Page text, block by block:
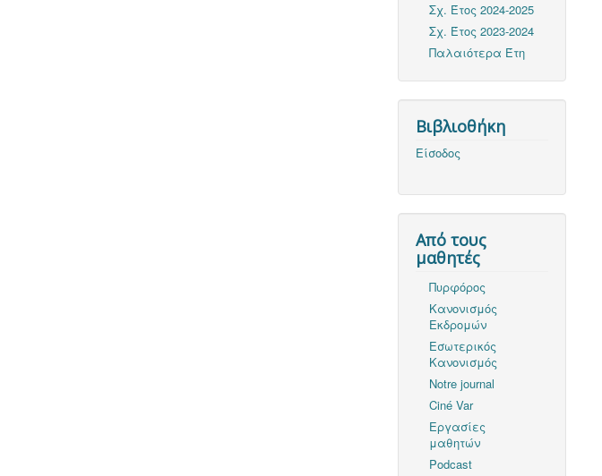
Σχ. Έτος 2024-2025
Σχ. Έτος 2023-2024
Παλαιότερα Έτη
Βιβλιοθήκη
Είσοδος
Από τους
μαθητές
Πυρφόρος
Κανονισμός
Εκδρομών
Εσωτερικός
Κανονισμός
Notre journal
Ciné Var
Εργασίες
μαθητών
Podcast